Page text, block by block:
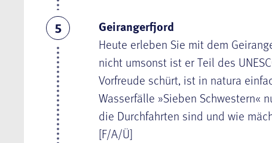
5
Geirangerfjord
Heute erleben Sie mit dem
nicht umsonst ist er Teil des
Vorfreude schürt, ist in natura
Wasserfälle »Sieben Schwestern«
die Durchfahrten sind und wie
[F/A/Ü]